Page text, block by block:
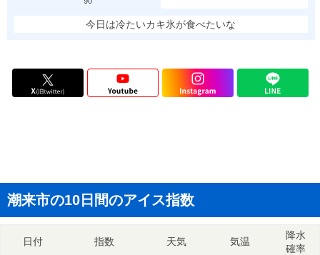
今日は冷たいカキ氷が食べたいな
潮来市の10日間のアイス指数
日付 指数 天気 気温
降水
確率